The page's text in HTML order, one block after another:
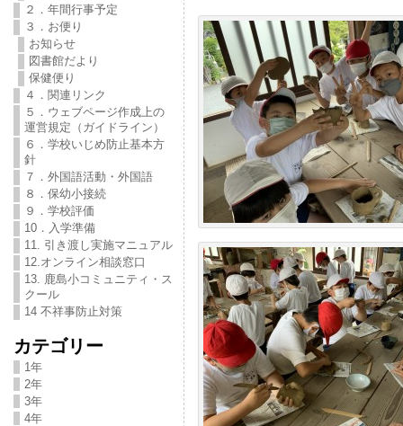
２．年間行事予定
３．お便り
お知らせ
図書館だより
保健便り
４．関連リンク
５．ウェブページ作成上の
運営規定（ガイドライン）
６．学校いじめ防止基本方
針
７．外国語活動・外国語
８．保幼小接続
９．学校評価
10．入学準備
11. 引き渡し実施マニュアル
12.オンライン相談窓口
13. 鹿島小コミュニティ・ス
クール
14 不祥事防止対策
カテゴリー
1年
2年
3年
4年